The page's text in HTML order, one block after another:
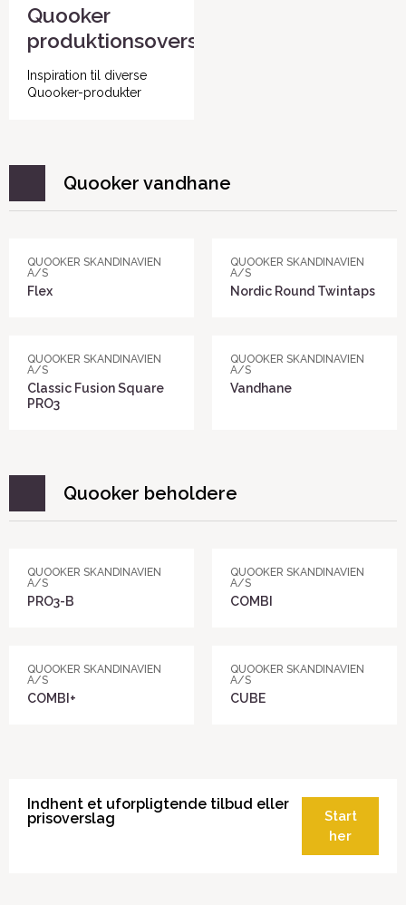
Quooker
produktionsoversigt
Inspiration til diverse
Quooker-produkter
Quooker vandhane
QUOOKER SKANDINAVIEN
A/S
Flex
QUOOKER SKANDINAVIEN
A/S
Nordic Round Twintaps
QUOOKER SKANDINAVIEN
A/S
Classic Fusion Square
PRO3
QUOOKER SKANDINAVIEN
A/S
Vandhane
Quooker beholdere
QUOOKER SKANDINAVIEN
A/S
PRO3-B
QUOOKER SKANDINAVIEN
A/S
COMBI
QUOOKER SKANDINAVIEN
A/S
COMBI+
QUOOKER SKANDINAVIEN
A/S
CUBE
Indhent et uforpligtende tilbud eller
prisoverslag
Start
her